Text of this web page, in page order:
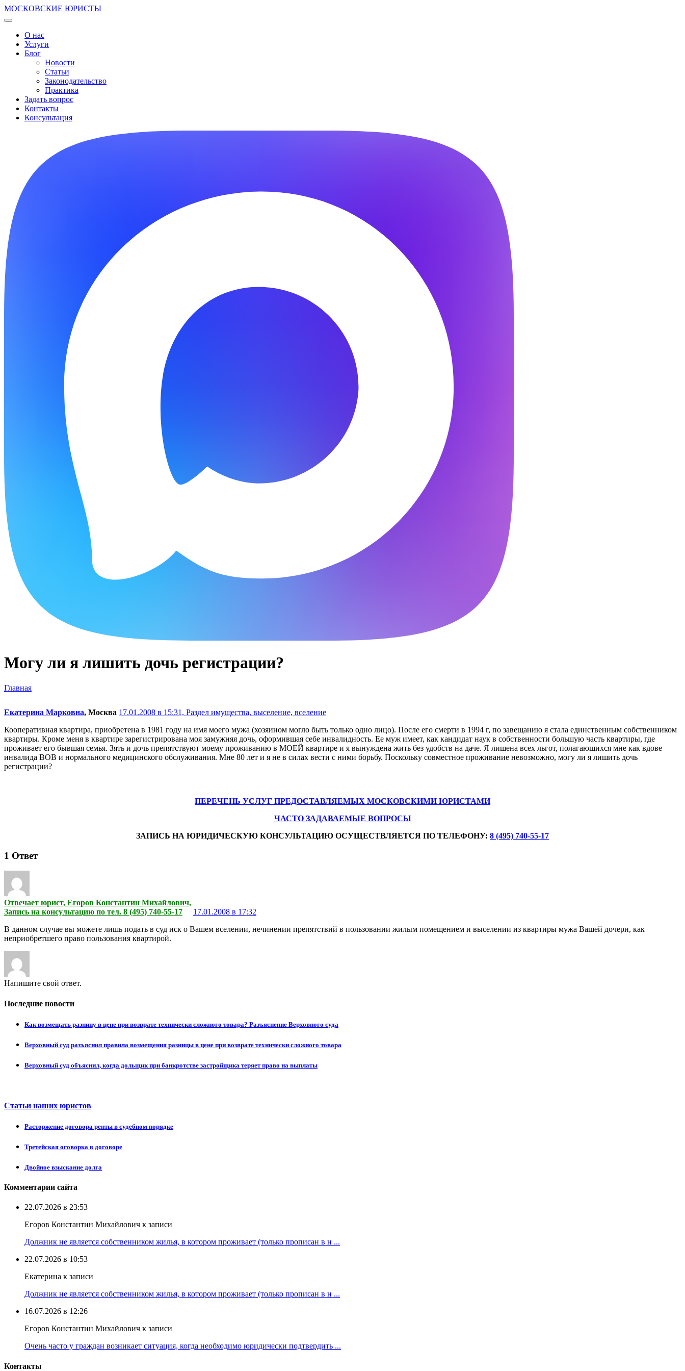
МОСКОВСКИЕ ЮРИСТЫ
О нас
Услуги
Блог
Новости
Статьи
Законодательство
Практика
Задать вопрос
Контакты
Консультация
Могу ли я лишить дочь регистрации?
Главная
Екатерина Марковна, Москва 17.01.2008 в 15:31, Раздел имущества, выселение, вселение
Кооперативная квартира, приобретена в 1981 году на имя моего мужа (хозяином могло быть только одно лицо). После его смерти в 1994 г, по завещанию я стала единственным собственником
квартиры. Кроме меня в квартире зарегистрирована моя замужняя дочь, оформившая себе инвалидность. Ее муж имеет, как кандидат наук в собственности большую часть квартиры, где
проживает его бывшая семья. Зять и дочь препятствуют моему проживанию в МОЕЙ квартире и я вынуждена жить без удобств на даче. Я лишена всех льгот, полагающихся мне как вдове
инвалида ВОВ и нормального медицинского обслуживания. Мне 80 лет и я не в силах вести с ними борьбу. Поскольку совместное проживание невозможно, могу ли я лишить дочь
регистрации?
ПЕРЕЧЕНЬ УСЛУГ ПРЕДОСТАВЛЯЕМЫХ МОСКОВСКИМИ ЮРИСТАМИ
ЧАСТО ЗАДАВАЕМЫЕ ВОПРОСЫ
ЗАПИСЬ НА ЮРИДИЧЕСКУЮ КОНСУЛЬТАЦИЮ ОСУЩЕСТВЛЯЕТСЯ ПО ТЕЛЕФОНУ: 8 (495) 740-55-17
1 Ответ
Отвечает юрист, Егоров Константин Михайлович,
Запись на консультацию по тел. 8 (495) 740-55-17
17.01.2008 в 17:32
В данном случае вы можете лишь подать в суд иск о Вашем вселении, нечинении препятствий в пользовании жилым помещением и выселении из квартиры мужа Вашей дочери, как
неприобретшего право пользования квартирой.
Напишите свой ответ.
Последние новости
Как возмещать разницу в цене при возврате технически сложного товара? Разъяснение Верховного суда
Верховный суд разъяснил правила возмещения разницы в цене при возврате технически сложного товара
Верховный суд объяснил, когда дольщик при банкротстве застройщика теряет право на выплаты
Статьи наших юристов
Расторжение договора ренты в судебном порядке
Третейская оговорка в договоре
Двойное взыскание долга
Комментарии сайта
22.07.2026 в 23:53
Егоров Константин Михайлович к записи
Должник не является собственником жилья, в котором проживает (только прописан в н ...
22.07.2026 в 10:53
Екатерина к записи
Должник не является собственником жилья, в котором проживает (только прописан в н ...
16.07.2026 в 12:26
Егоров Константин Михайлович к записи
Очень часто у граждан возникает ситуация, когда необходимо юридически подтвердить ...
Контакты